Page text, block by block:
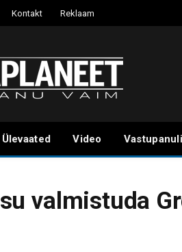
Kontakt Reklaam
Ülevaated Video
valmistuda